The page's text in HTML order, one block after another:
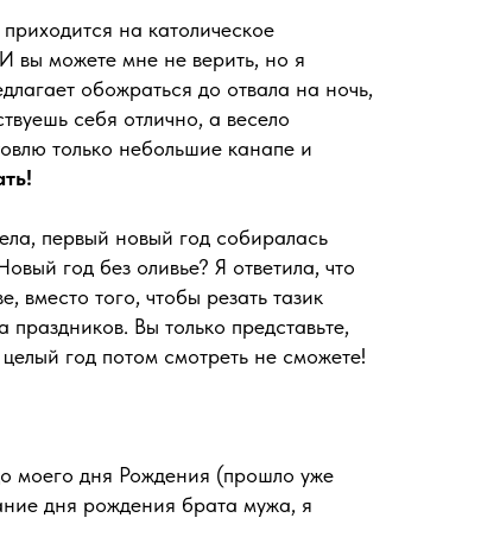
на католическое
вы можете мне не верить, но я
обожраться до отвала на ночь,
себя отлично, а весело
только небольшие канапе и
первый новый год собиралась
год без оливье? Я ответила, что
вместо того, чтобы резать тазик
Вы только представьте,
год потом смотреть не сможете!
моего дня Рождения (прошло уже
дня рождения брата мужа, я